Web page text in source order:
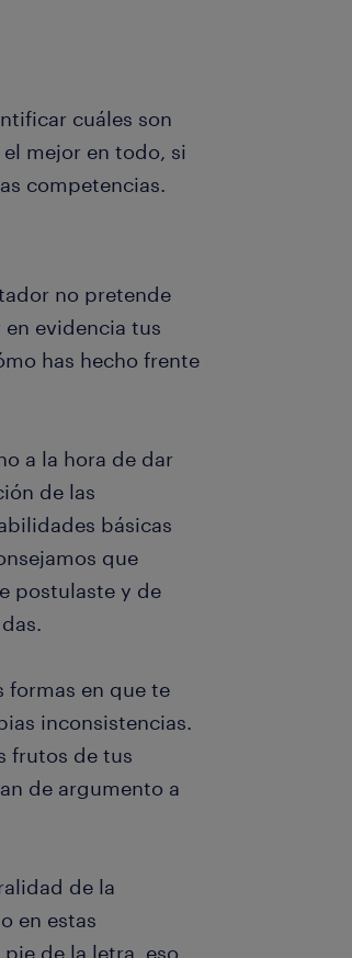
cuáles son
mejor en todo, si
competencias.
no pretende
evidencia tus
has hecho frente
a la hora de dar
de las
básicas
que
postulaste y de
formas en que te
inconsistencias.
frutos de tus
de argumento a
de la
en estas
de la letra, eso